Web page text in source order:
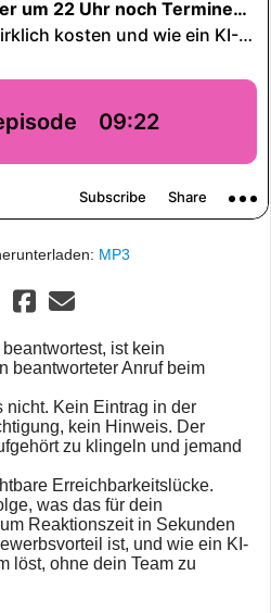
MP3
ist kein
beantworteter Anruf beim
nicht. Kein Eintrag in der
kein Hinweis. Der
zu klingeln und jemand
Erreichbarkeitslücke.
was das für dein
Reaktionszeit in Sekunden
ist, und wie ein KI-
löst, ohne dein Team zu